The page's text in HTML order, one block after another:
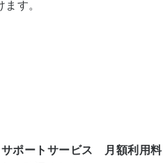
す。
ポートサービス 月額利用料